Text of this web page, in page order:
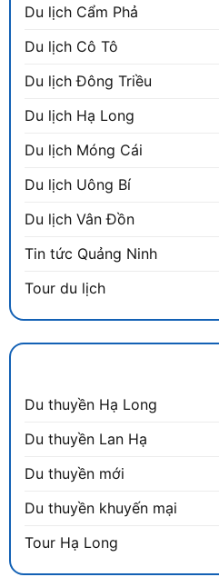
Du lịch Cẩm Phả
Du lịch Cô Tô
Du lịch Đông Triều
Du lịch Hạ Long
Du lịch Móng Cái
Du lịch Uông Bí
Du lịch Vân Đồn
Tin tức Quảng Ninh
Tour du lịch
Du thuyền Hạ Long
Du thuyền Lan Hạ
Du thuyền mới
Du thuyền khuyến mại
Tour Hạ Long